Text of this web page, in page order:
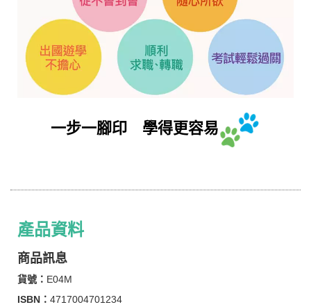
一步一腳印 學得更容易
產品資料
商品訊息
貨號： E04M
ISBN： 4717004701234